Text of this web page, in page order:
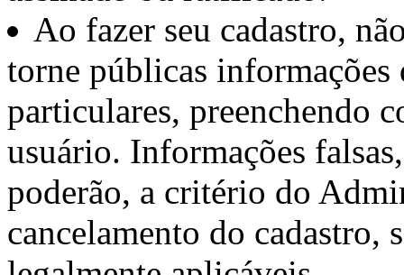
Ao fazer seu cadastro,
torne públicas informações
particulares, preenchendo
usuário. Informações
poderão, a critério do
cancelamento do cadastro,